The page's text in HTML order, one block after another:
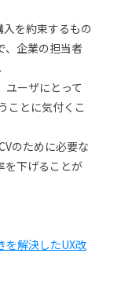
を約束するもの
、企業の担当者
ユーザにとって
ことに気付くこ
のために必要な
を下げることが
解決したUX改